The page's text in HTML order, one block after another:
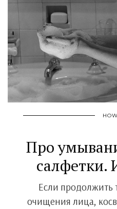
Про
салфетки.
Если продолжить
очищения лица,